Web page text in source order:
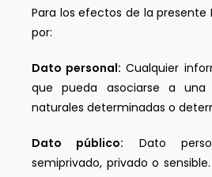
Para los efectos de la presente
por:
Dato personal: Cualquier
que pueda asociarse a una
naturales determinadas o
Dato público: Dato
semiprivado, privado o